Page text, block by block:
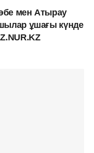
мен Атырау
ұшағы күнде